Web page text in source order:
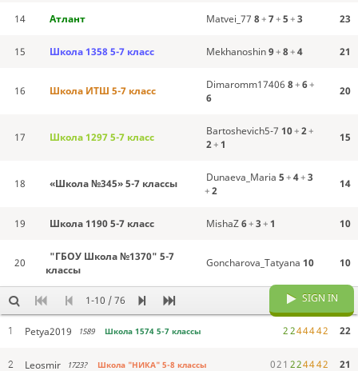
14 Атлант Matvei_77 8+7+5+3 23
15 Школа 1358 5-7 класс Mekhanoshin9+8+4 21
16 Школа ИТШ 5-7 класс Dimaromm17406 8+6+
6
20
17 Школа 1297 5-7 класс Bartoshevich5-7 10+2+
2+1
15
18 «Школа №345» 5-7 классы Dunaeva_Maria 5+4+3
+2
14
19 Школа 1190 5-7 класс MishaZ6+3+1 10
20
"ГБОУ Школа №1370" 5-7
классы
Goncharova_Tatyana 10 10
1-10 / 76 SIGN IN
1 Petya2019 1589 Школа 1574 5-7 классы 2244442 22
2 Leosmir 1723? Школа "НИКА" 5-8 классы 021 224442 21